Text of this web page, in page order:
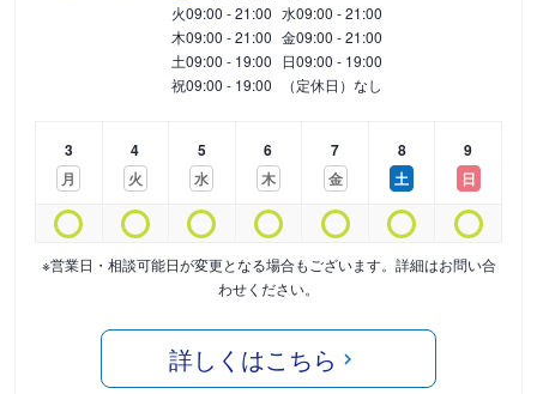
火09:00 - 21:00 水09:00 - 21:00
木09:00 - 21:00 金09:00 - 21:00
土09:00 - 19:00 日09:00 - 19:00
祝09:00 - 19:00 （定休日）なし
3
月
4
火
5
水
6
木
7
金
8
土
9
日
※営業日・相談可能日が変更となる場合もございます。詳細はお問い合
わせください。
詳しくはこちら